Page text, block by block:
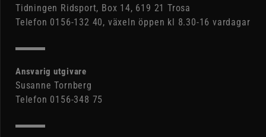
Tidningen Ridsport, Box 14, 619 21 Trosa
Telefon 0156-132 40, växeln öppen kl 8.30-16 vardagar
Ansvarig utgivare
Susanne Tornberg
Telefon 0156-348 75